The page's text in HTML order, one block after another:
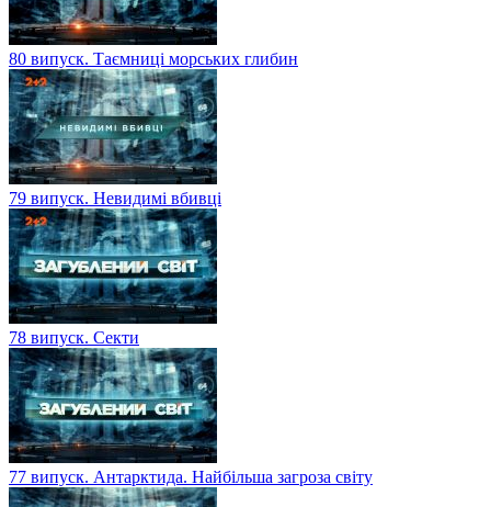
80 випуск. Таємниці морських глибин
79 випуск. Невидимі вбивці
78 випуск. Секти
77 випуск. Антарктида. Найбільша загроза світу